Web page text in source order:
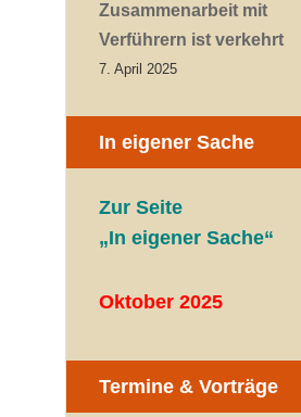
Zusammenarbeit mit
Verführern ist verkehrt
7. April 2025
In eigener Sache
Zur Seite
„In eigener Sache“
Oktober 2025
Termine & Vorträge